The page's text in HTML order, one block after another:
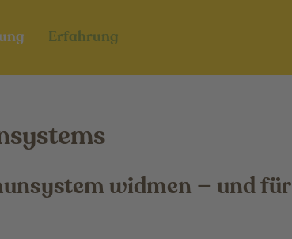
Erfahrung
widmen — und für